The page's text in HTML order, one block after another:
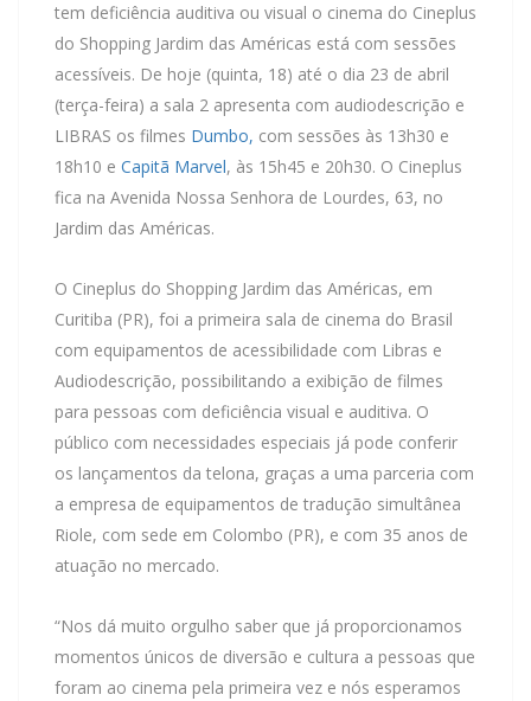
tem deficiência auditiva ou visual o cinema do Cineplus
do Shopping Jardim das Américas está com sessões
acessíveis. De hoje (quinta, 18) até o dia 23 de abril
(terça-feira) a sala 2 apresenta com audiodescrição e
LIBRAS os filmes Dumbo, com sessões às 13h30 e
18h10 e Capitã Marvel, às 15h45 e 20h30. O Cineplus
fica na Avenida Nossa Senhora de Lourdes, 63, no
Jardim das Américas.
O Cineplus do Shopping Jardim das Américas, em
Curitiba (PR), foi a primeira sala de cinema do Brasil
com equipamentos de acessibilidade com Libras e
Audiodescrição, possibilitando a exibição de filmes
para pessoas com deficiência visual e auditiva. O
público com necessidades especiais já pode conferir
os lançamentos da telona, graças a uma parceria com
a empresa de equipamentos de tradução simultânea
Riole, com sede em Colombo (PR), e com 35 anos de
atuação no mercado.
“Nos dá muito orgulho saber que já proporcionamos
momentos únicos de diversão e cultura a pessoas que
foram ao cinema pela primeira vez e nós esperamos